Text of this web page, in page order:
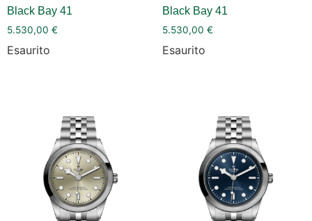
Black Bay 41
5.530,00 €
Esaurito
Black Bay 41
5.530,00 €
Esaurito